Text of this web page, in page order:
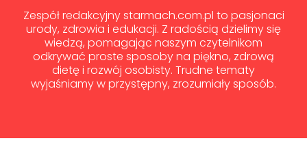
Zespół redakcyjny starmach.com.pl to pasjonaci
urody, zdrowia i edukacji. Z radością dzielimy się
wiedzą, pomagając naszym czytelnikom
odkrywać proste sposoby na piękno, zdrową
dietę i rozwój osobisty. Trudne tematy
wyjaśniamy w przystępny, zrozumiały sposób.